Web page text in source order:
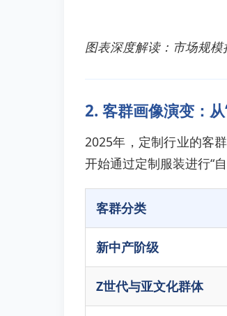
图表深度解读：市场规模
2. 客群画像演变：
2025年，定制行业的客
开始通过定制服装进行“自
客群分类
新中产阶级
Z世代与亚文化群体